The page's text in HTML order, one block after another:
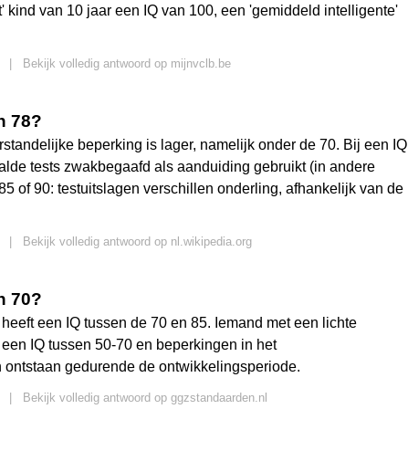
kind van 10 jaar een IQ van 100, een 'gemiddeld intelligente'
Bekijk volledig antwoord op mijnvclb.be
78?
beperking is lager, namelijk onder de 70. Bij een IQ
tests zwakbegaafd als aanduiding gebruikt (in andere
of 90: testuitslagen verschillen onderling, afhankelijk van de
Bekijk volledig antwoord op nl.wikipedia.org
70?
een IQ tussen de 70 en 85. Iemand met een lichte
IQ tussen 50-70 en beperkingen in het
gedurende de ontwikkelingsperiode.
Bekijk volledig antwoord op ggzstandaarden.nl